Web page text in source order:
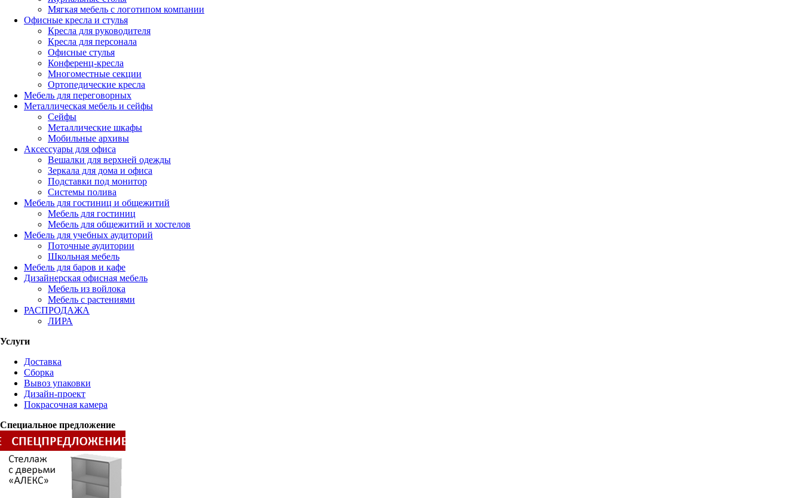
Мягкая мебель с логотипом компании
Офисные кресла и стулья
Кресла для руководителя
Кресла для персонала
Офисные стулья
Конференц-кресла
Многоместные секции
Ортопедические кресла
Мебель для переговорных
Металлическая мебель и сейфы
Сейфы
Металлические шкафы
Мобильные архивы
Аксессуары для офиса
Вешалки для верхней одежды
Зеркала для дома и офиса
Подставки под монитор
Системы полива
Мебель для гостиниц и общежитий
Мебель для гостиниц
Мебель для общежитий и хостелов
Мебель для учебных аудиторий
Поточные аудитории
Школьная мебель
Мебель для баров и кафе
Дизайнерская офисная мебель
Мебель из войлока
Мебель с растениями
РАСПРОДАЖА
ЛИРА
Услуги
Доставка
Сборка
Вывоз упаковки
Дизайн-проект
Покрасочная камера
Специальное предложение